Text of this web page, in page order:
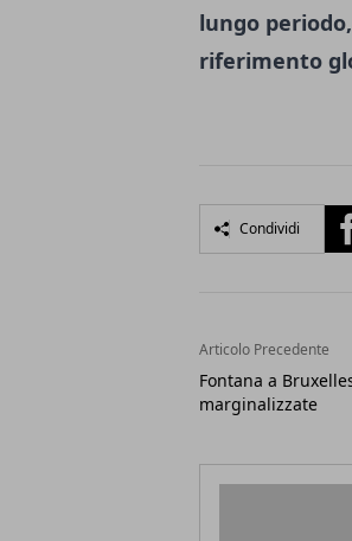
lungo
riferimento
Condividi
Articolo Precedente
Fontana a
marginalizzate